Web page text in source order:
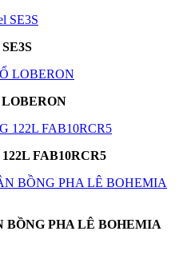
FAB10RCR5
BỒNG PHA LÊ BOHEMIA